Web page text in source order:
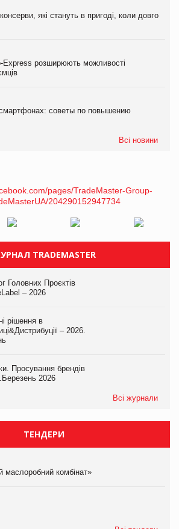
які стануть в пригоді, коли довго
Express розширюють можливості
советы по повышению
Всі новини
TRADEMASTER
Головних Проєктів
– 2026
рішення в
– 2026.
Просування брендів
2026
Всі журнали
ТЕНДЕРИ
маслоробний комбінат»